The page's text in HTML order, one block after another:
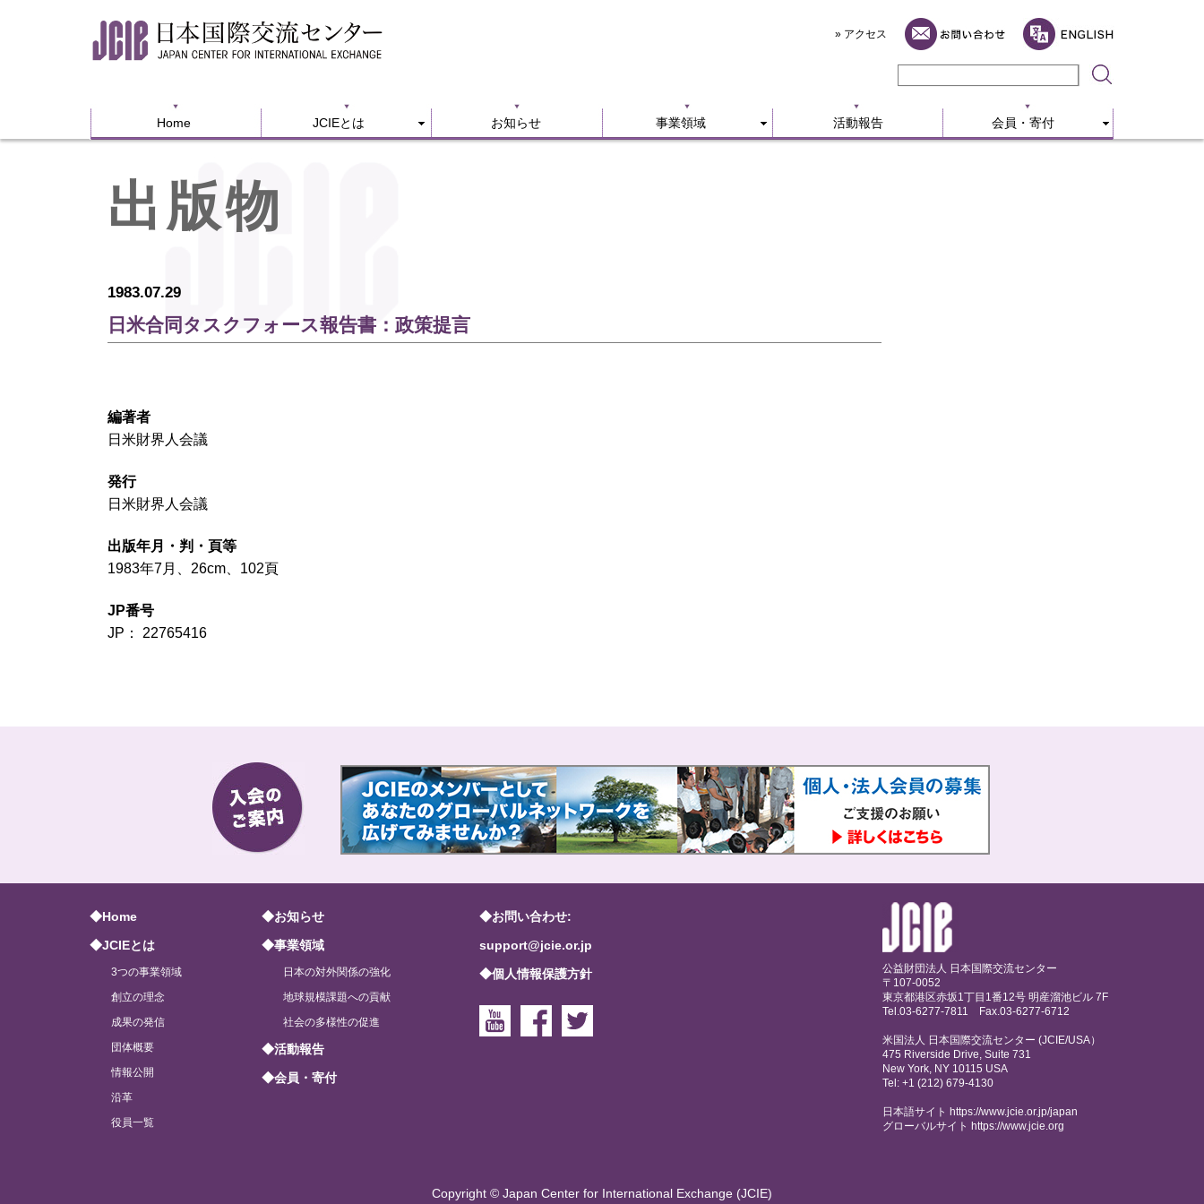
» アクセス
Home JCIEとは お知らせ 事業領域 活動報告 会員・寄付
Home JCIEとは 活動報告 会員・寄付
出版物
1983.07.29
日米合同タスクフォース報告書：政策提言
編著者
日米財界人会議
発行
日米財界人会議
出版年月・判・頁等
1983年7月、26cm、102頁
JP番号
JP： 22765416
◆Home
◆JCIEとは
3つの事業領域
創立の理念
成果の発信
団体概要
情報公開
沿革
役員一覧
◆お知らせ
◆事業領域
日本の対外関係の強化
地球規模課題への貢献
社会の多様性の促進
◆活動報告
◆会員・寄付
◆お問い合わせ:
support@jcie.or.jp
◆個人情報保護方針
公益財団法人 日本国際交流センター
〒107-0052
東京都港区赤坂1丁目1番12号 明産溜池ビル 7F
Tel.03-6277-7811 Fax.03-6277-6712
米国法人 日本国際交流センター (JCIE/USA）
475 Riverside Drive, Suite 731
New York, NY 10115 USA
Tel: +1 (212) 679-4130
日本語サイト https://www.jcie.or.jp/japan
グローバルサイトhttps://www.jcie.org
Copyright © Japan Center for International Exchange (JCIE)